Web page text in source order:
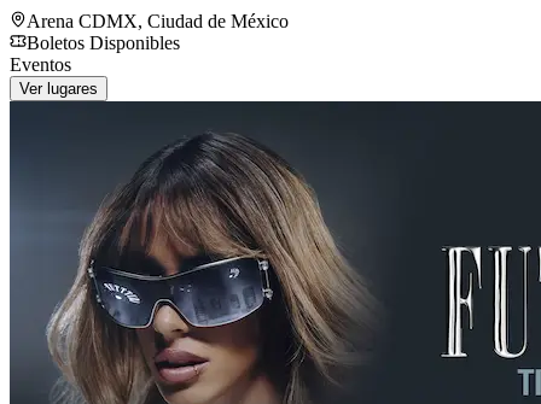
Arena CDMX, Ciudad de México
Boletos Disponibles
Eventos
Ver lugares